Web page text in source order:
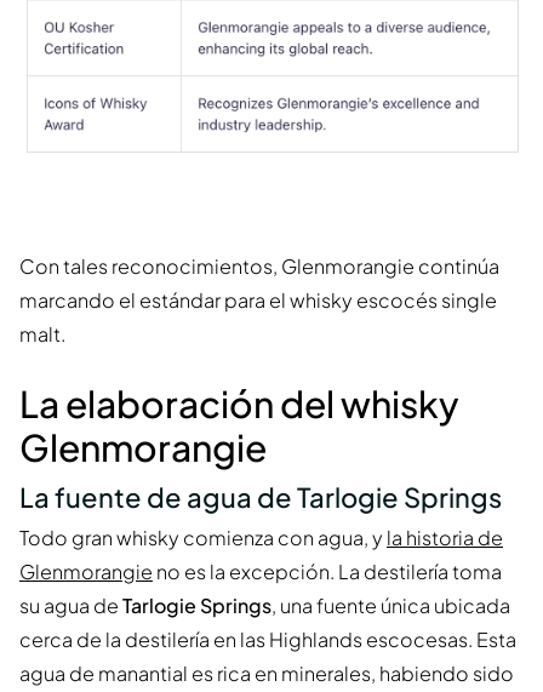
Con tales reconocimientos, Glenmorangie continúa
marcando el estándar para el whisky escocés single
malt.
La elaboración del whisky
Glenmorangie
La fuente de agua de Tarlogie Springs
Todo gran whisky comienza con agua, y la historia de
Glenmorangie no es la excepción. La destilería toma
su agua deTarlogie Springs, una fuente única ubicada
cerca de la destilería en las Highlands escocesas. Esta
agua de manantial es rica en minerales, habiendo sido